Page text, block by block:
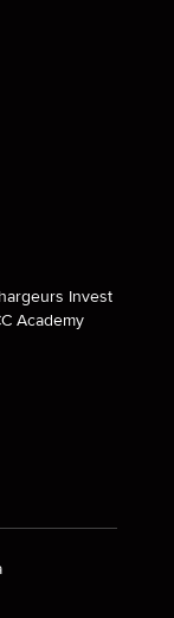
Invest
Academy